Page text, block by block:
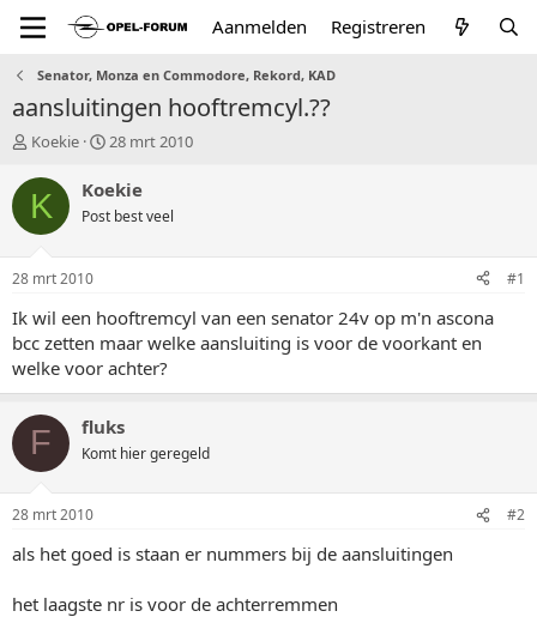
Aanmelden Registreren
Senator, Monza en Commodore, Rekord, KAD
aansluitingen hooftremcyl.??
T
p
a
r
e
r
Koekie
S
a
t
u
28 mrt 2010
K Koekie
Post best veel
28 mrt 2010 #1
Ik wil een hooftremcyl van een senator 24v op m'n ascona
bcc zetten maar welke aansluiting is voor de voorkant en
welke voor achter?
F fluks
Komt hier geregeld
28 mrt 2010 #2
als het goed is staan er nummers bij de aansluitingen
het laagste nr is voor de achterremmen